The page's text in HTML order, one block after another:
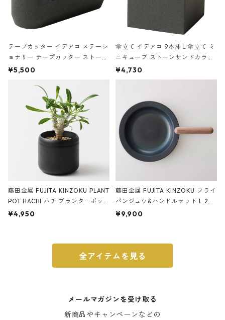
テープカッター イデアコ ステーシ
ョナリー テープカッター ストーン
サンドカラー 石調 ideaco Station
¥5,500
傘立て イデアコ 9本挿し傘立て ミ
ニキューブ ストーンサンドカラー
石調 ideaco Umbrella Stand CUB
E ストーンサンドブラック
¥4,730
藤田金属 FUJITA KINZOKU PLANT
POT HACHI ハチ プランターポッ
ト 3号 ブラック
¥4,950
藤田金属 FUJITA KINZOKU フライ
パンジュウ&ハンドルセット L 24c
m ガス火・IH対応 鉄フライパン
¥9,900
全アイテムを見る
メールマガジンを受け取る
新商品やキャンペーンなどの